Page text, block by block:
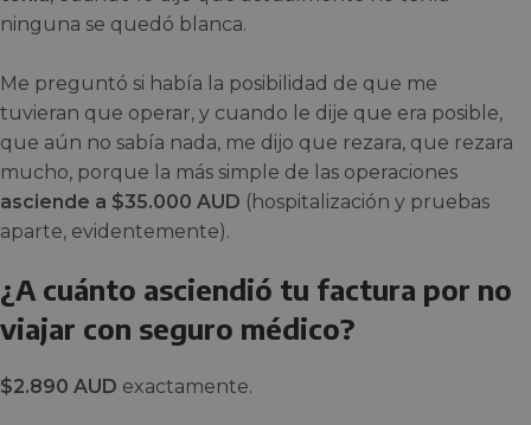
ninguna se quedó blanca.
Me preguntó si había la posibilidad de que me
tuvieran que operar, y cuando le dije que era posible,
que aún no sabía nada, me dijo que rezara, que rezara
mucho, porque la más simple de las operaciones
asciende a $35.000 AUD (hospitalización y pruebas
aparte, evidentemente).
¿A cuánto asciendió tu factura por no
viajar con seguro médico?
$2.890 AUD exactamente.